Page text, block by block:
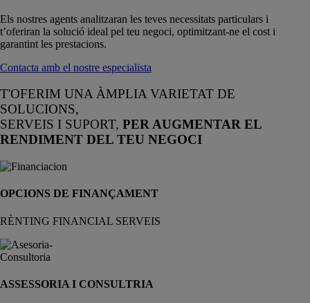
Els nostres agents analitzaran les teves necessitats particulars i
t’oferiran la solució ideal pel teu negoci, optimitzant-ne el cost i
garantint les prestacions.
Contacta amb el nostre especialista
T'OFERIM UNA ÀMPLIA VARIETAT DE
SOLUCIONS,
SERVEIS I SUPORT, PER AUGMENTAR EL
RENDIMENT DEL TEU NEGOCI
OPCIONS DE FINANÇAMENT
RÈNTING FINANCIAL SERVEIS
ASSESSORIA I CONSULTRIA